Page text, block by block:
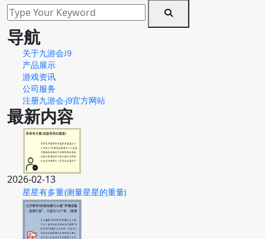
导航
关于九游会J9
产品展示
游戏资讯
公司服务
注册九游会·j9官方网站
最新内容
2026-02-13
星星有多重(测量星星的重量)